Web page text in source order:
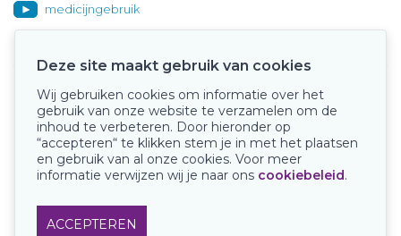
medicijngebruik
Onze keurmerken
Deze site maakt gebruik van cookies
Wij gebruiken cookies om informatie over het
gebruik van onze website te verzamelen om de
inhoud te verbeteren. Door hieronder op
“accepteren“ te klikken stem je in met het plaatsen
en gebruik van al onze cookies. Voor meer
informatie verwijzen wij je naar ons cookiebeleid.
ACCEPTEREN